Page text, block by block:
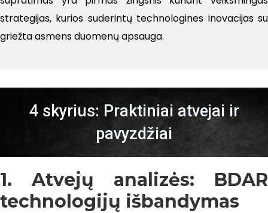
strategijas, kurios suderintų technologines inovacijas su
griežta asmens duomenų apsauga.
4 skyrius: Praktiniai atvejai ir
pavyzdžiai
1. Atvejų analizės: BDAR
technologijų išbandymas